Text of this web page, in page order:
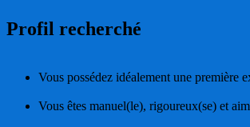
Profil recherché
Vous possédez idéalement une première
Vous êtes manuel(le), rigoureux(se) et